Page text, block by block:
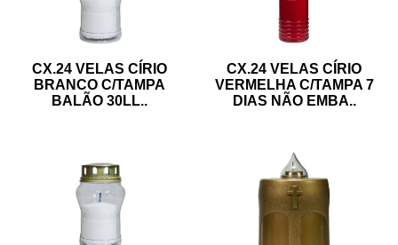
CX.24 VELAS CÍRIO
BRANCO C/TAMPA
BALÃO 30LL..
CX.24 VELAS CÍRIO
VERMELHA C/TAMPA 7
DIAS NÃO EMBA..